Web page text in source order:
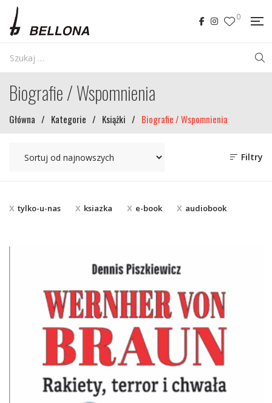
0
Biografie / Wspomnienia
Główna / Kategorie / Książki / Biografie / Wspomnienia
Filtry
tylko-u-nas ksiazka e-book audiobook